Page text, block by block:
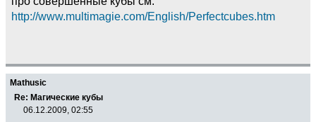
http://www.multimagie.com/English/Perfectcubes.htm
Mathusic
Re: Магические кубы
06.12.2009, 02:55